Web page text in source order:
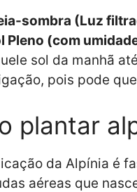
sombra (Luz
Pleno (com
sol da manhã
pois pode
plantar
da Alpínia é
aéreas que